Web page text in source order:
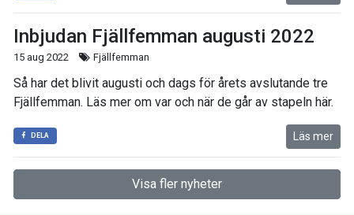
Inbjudan Fjällfemman augusti 2022
15 aug 2022 Fjällfemman
Så har det blivit augusti och dags för årets avslutande tre
Fjällfemman. Läs mer om var och när de går av stapeln här.
DELA Läs mer
Visa fler nyheter